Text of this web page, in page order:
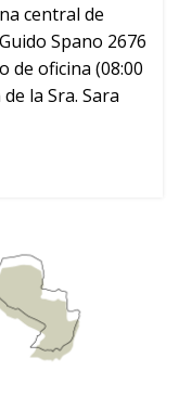
central de
Spano 2676
de oficina (08:00
la Sra. Sara